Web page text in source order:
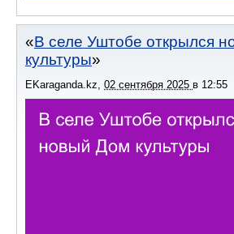
В селе Уштобе открылся
культуры
EKaraganda.kz, 02 сентября 2025 в 12:55